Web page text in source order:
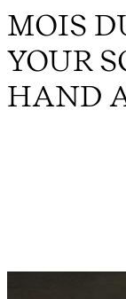
MOIS
YOUR
HAND